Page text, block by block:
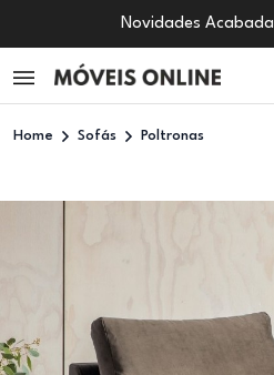
Novidades
Home Sofás Poltronas